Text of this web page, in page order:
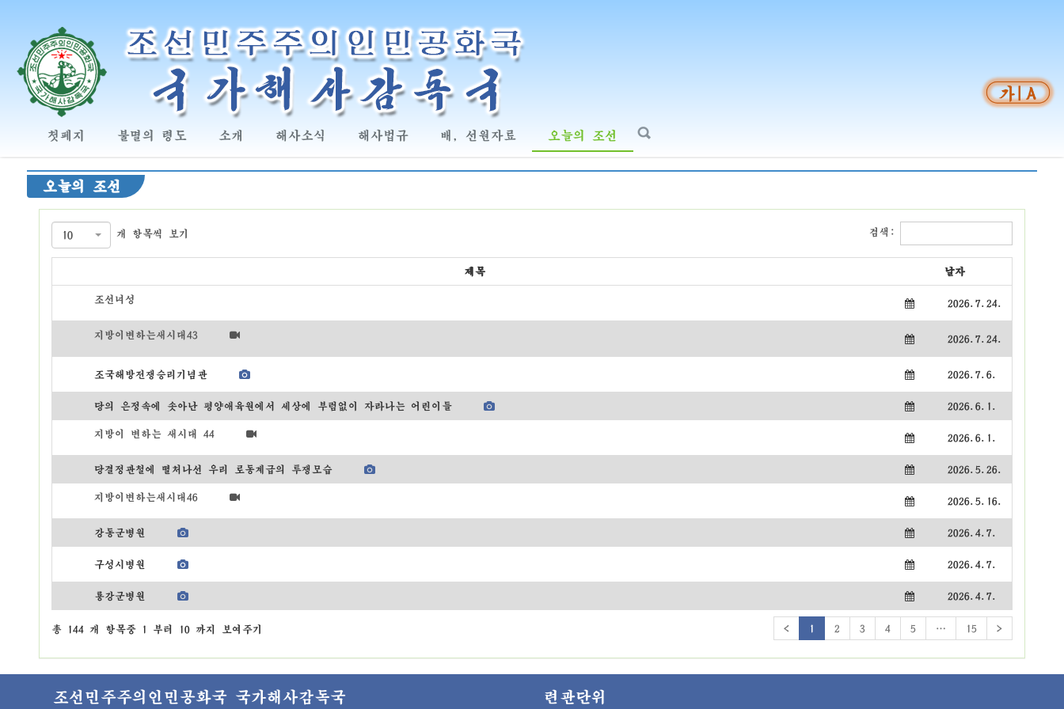
첫페지 불멸의 령도 소개 해사소식 해사법규 배, 선원자료 오늘의 조선
오늘의 조선
10 개 항목씩 보기 검색:
제목 날자
조선녀성 2026.7.24.
지방이변하는새시대43 2026.7.24.
조국해방전쟁승리기념관 2026.7.6.
당의 은정속에 솟아난 평양애육원에서 세상에 부럼없이 자라나는 어린이들 2026.6.1.
지방이 변하는 새시대 44 2026.6.1.
당결정관철에 떨처나선 우리 로동계급의 투쟁모습 2026.5.26.
지방이변하는새시대46 2026.5.16.
강동군병원 2026.4.7.
구성시병원 2026.4.7.
룡강군병원 2026.4.7.
총 144 개 항목중 1 부터 10 까지 보여주기 < 1 2 3 4 5 … 15 >
조선민주주의인민공화국 국가해사감독국 련관단위